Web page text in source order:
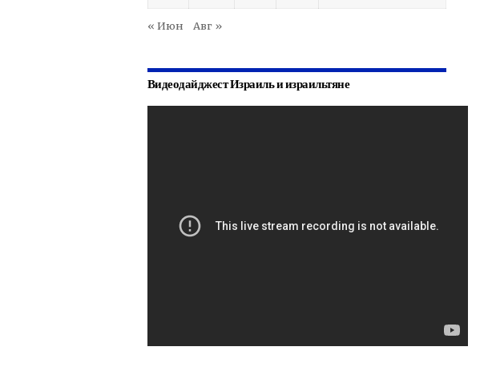
« Июн Авг »
Видеодайджест Израиль и израильтяне